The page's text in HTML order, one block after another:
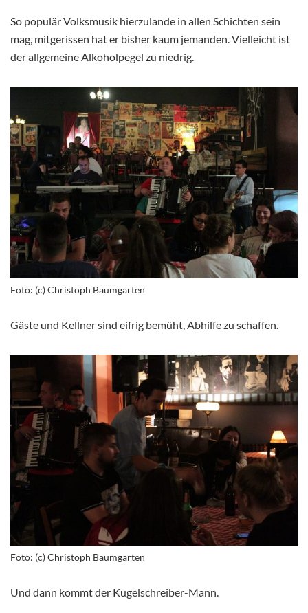
So populär Volksmusik hierzulande in allen Schichten sein
mag, mitgerissen hat er bisher kaum jemanden. Vielleicht ist
der allgemeine Alkoholpegel zu niedrig.
Foto: (c) Christoph Baumgarten
Gäste und Kellner sind eifrig bemüht, Abhilfe zu schaffen.
Foto: (c) Christoph Baumgarten
Und dann kommt der Kugelschreiber-Mann.